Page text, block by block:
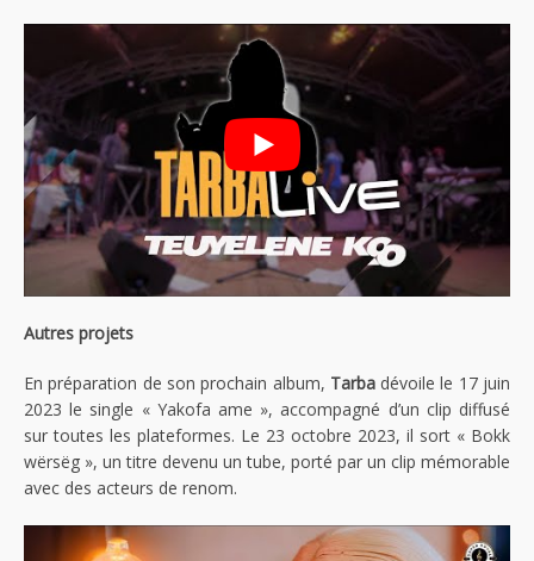
Autres projets
En préparation de son prochain album, Tarbadévoile le 17 juin
2023 le single « Yakofa ame », accompagné d’un clip diffusé
sur toutes les plateformes. Le 23 octobre 2023, il sort « Bokk
wërsëg », un titre devenu un tube, porté par un clip mémorable
avec des acteurs de renom.